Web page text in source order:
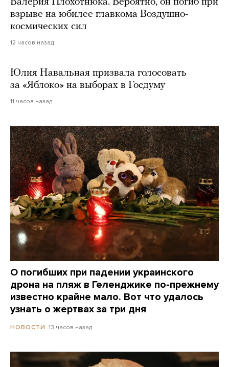
Валерия Плохотнюка. Вероятно, он погиб при
взрыве на юбилее главкома Воздушно-
космических сил
12 часов назад
Юлия Навальная призвала голосовать
за «Яблоко» на выборах в Госдуму
11 часов назад
О погибших при падении украинского
дрона на пляж в Геленджике по-прежнему
известно крайне мало. Вот что удалось
узнать о жертвах за три дня
НОВОСТИ 13 часов назад